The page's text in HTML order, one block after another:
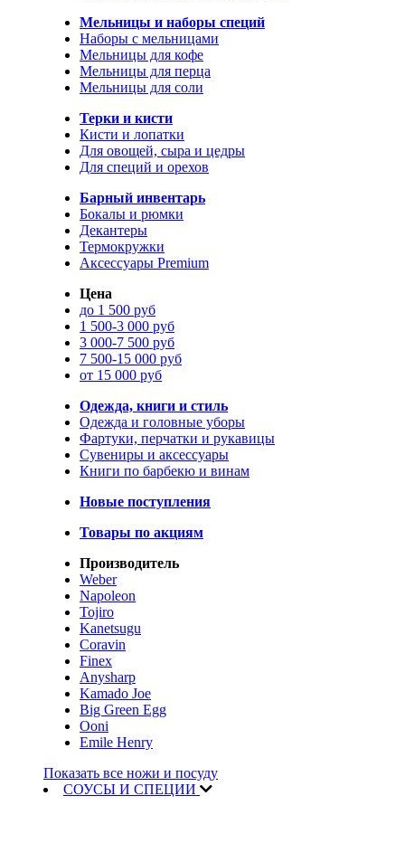
Мельницы и наборы специй
Наборы с мельницами
Мельницы для кофе
Мельницы для перца
Мельницы для соли
Терки и кисти
Кисти и лопатки
Для овощей, сыра и цедры
Для специй и орехов
Барный инвентарь
Бокалы и рюмки
Декантеры
Термокружки
Аксессуары Premium
Цена
до 1 500 руб
1 500-3 000 руб
3 000-7 500 руб
7 500-15 000 руб
от 15 000 руб
Одежда, книги и стиль
Одежда и головные уборы
Фартуки, перчатки и рукавицы
Сувениры и аксессуары
Книги по барбекю и винам
Новые поступления
Товары по акциям
Производитель
Weber
Napoleon
Tojiro
Kanetsugu
Coravin
Finex
Anysharp
Kamado Joe
Big Green Egg
Ooni
Emile Henry
Показать все ножи и посуду
СОУСЫ И СПЕЦИИ